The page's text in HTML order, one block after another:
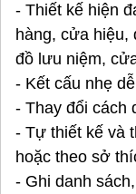
- Thiết kế hiện
hàng, cửa hiệu,
đồ lưu niệm,
- Kết cấu nhẹ
- Thay đổi cách
- Tự thiết kế và
hoặc theo sở
- Ghi danh